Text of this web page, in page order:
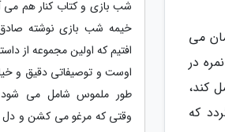
ساعت از داوطلب زمان می
در
بهتر عمل کند،
که
شب بازی و کتاب کنار هم می
خیمه شب بازی نوشته
افتیم که اولین مجموعه از
اوست و توصیفاتی دقیق و
طور ملموس شامل می
وقتی که مرغو می کشن و دل